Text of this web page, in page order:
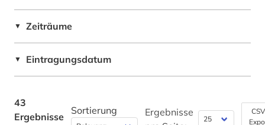
politik (8)
primärquelle (1)
▼ Zeiträume
▼ Eintragungsdatum
43
Ergebnisse
Sortierung
Ergebnisse